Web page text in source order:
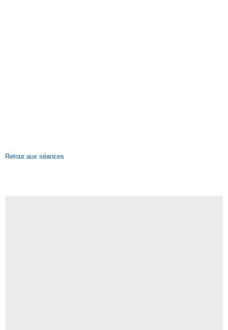
Retour aux séances